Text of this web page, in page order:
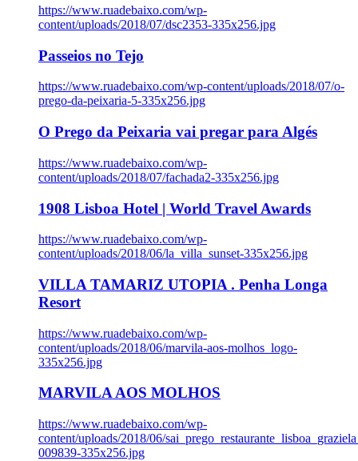
https://www.ruadebaixo.com/wp-
content/uploads/2018/07/dsc2353-335x256.jpg
Passeios no Tejo
https://www.ruadebaixo.com/wp-content/uploads/2018/07/o-
prego-da-peixaria-5-335x256.jpg
O Prego da Peixaria vai pregar para Algés
https://www.ruadebaixo.com/wp-
content/uploads/2018/07/fachada2-335x256.jpg
1908 Lisboa Hotel | World Travel Awards
https://www.ruadebaixo.com/wp-
content/uploads/2018/06/la_villa_sunset-335x256.jpg
VILLA TAMARIZ UTOPIA . Penha Longa
Resort
https://www.ruadebaixo.com/wp-
content/uploads/2018/06/marvila-aos-molhos_logo-
335x256.jpg
MARVILA AOS MOLHOS
https://www.ruadebaixo.com/wp-
content/uploads/2018/06/
009839-335x256.jpg